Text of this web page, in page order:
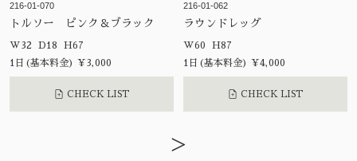
216-01-070
トルソー ピンク＆ブラック
W32 D18 H67
1日(基本料金) ¥3,000
CHECK LIST
216-01-062
ラウンドレッグ
W60 H87
1日(基本料金) ¥4,000
CHECK LIST
>